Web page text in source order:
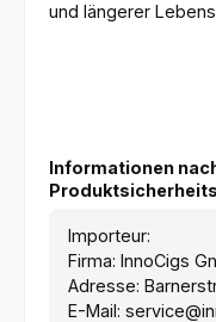
und längerer
Informationen
Importeur:
Firma: InnoCigs
Adresse:
E-Mail: